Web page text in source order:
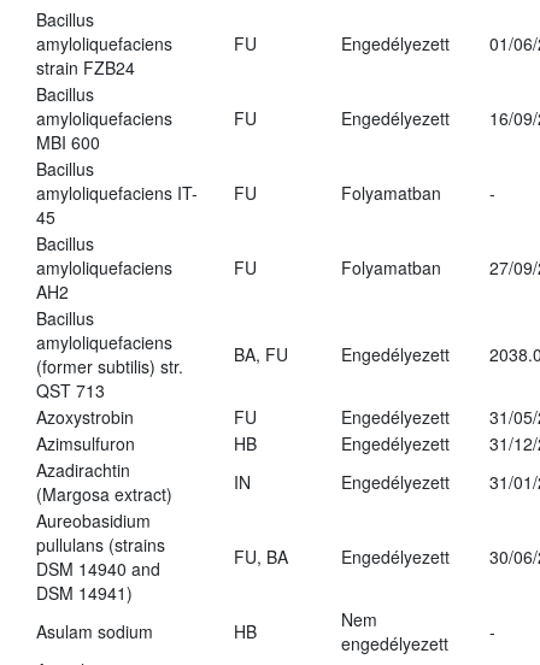
Bacillus
amyloliquefaciens
strain FZB24
FU Engedélyezett 01/
Bacillus
amyloliquefaciens
MBI 600
FU Engedélyezett 16/
Bacillus
amyloliquefaciens IT-
45
FU Folyamatban -
Bacillus
amyloliquefaciens
AH2
FU Folyamatban 27/
Bacillus
amyloliquefaciens
(former subtilis) str.
QST 713
BA, FU Engedélyezett
Azoxystrobin FU Engedélyezett
31/
Azimsulfuron
HB Engedélyezett
31/
Azadirachtin
(Margosa extract)
IN Engedélyezett
31/
Aureobasidium
pullulans (strains
DSM 14940 and
DSM 14941)
FU, BA Engedélyezett 30/
Asulam sodium HB
Nem
engedélyezett
-